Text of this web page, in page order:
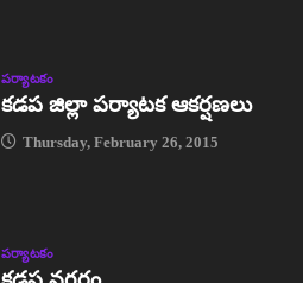
పర్యాటకం
కడప జిల్లా పర్యాటక ఆకర్షణలు
Thursday, February 26, 2015
పర్యాటకం